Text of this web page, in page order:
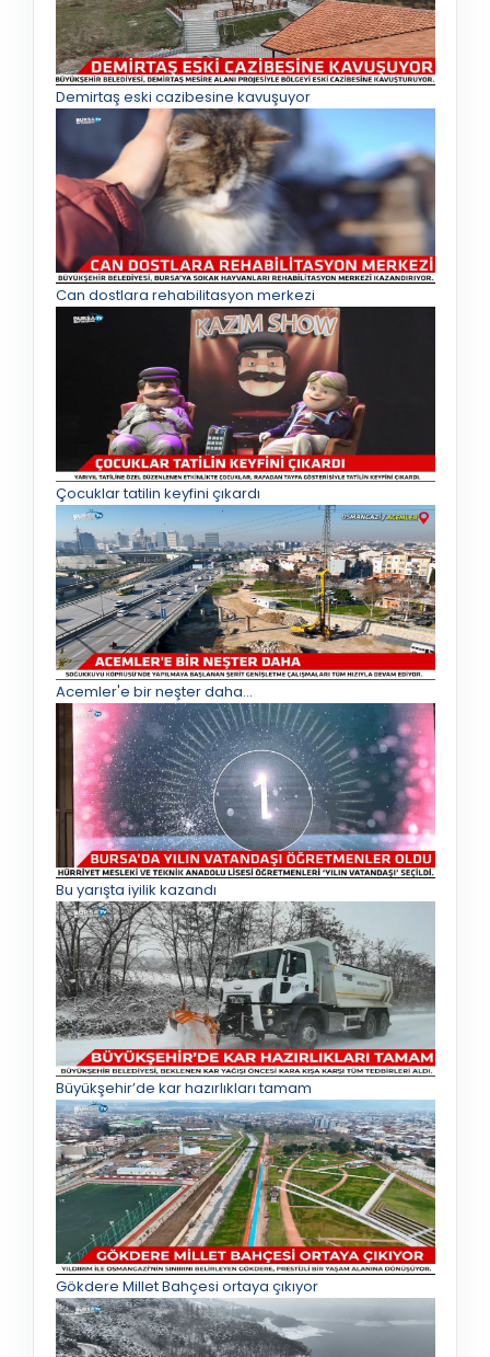
Demirtaş eski cazibesine kavuşuyor
Can dostlara rehabilitasyon merkezi
Çocuklar tatilin keyfini çıkardı
Acemler'e bir neşter daha...
Bu yarışta iyilik kazandı
Büyükşehir’de kar hazırlıkları tamam
Gökdere Millet Bahçesi ortaya çıkıyor